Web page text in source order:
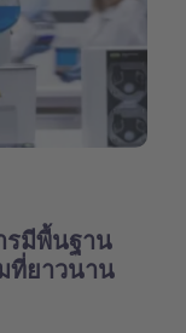
มีพื้นฐาน
ที่ยาวนาน